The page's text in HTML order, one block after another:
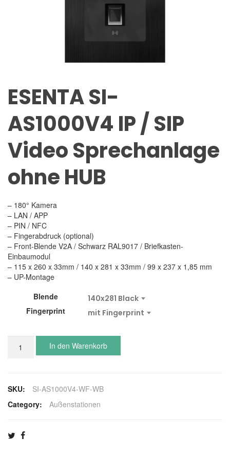
ESENTA SI-
AS1000V4 IP / SIP
Video Sprechanlage
ohne HUB
– 180° Kamera
– LAN / APP
– PIN / NFC
– Fingerabdruck (optional)
– Front-Blende V2A / Schwarz RAL9017 / Briefkasten-
Einbaumodul
– 115 x 260 x 33mm / 140 x 281 x 33mm / 99 x 237 x 1,85 mm
– UP-Montage
Blende
140x281 Black
Fingerprint
mit Fingerprint
SIP
Video
Sprechanlage
HUB
In den Warenkorb
SKU:
SI-AS1000V4-WF-WB
Category:
Außenstationen